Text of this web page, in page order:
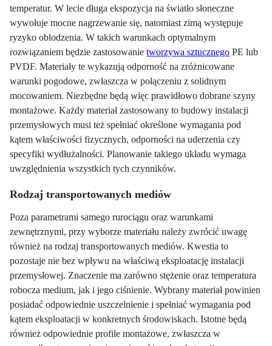
temperatur. W lecie długa ekspozycja na światło słoneczne
wywołuje mocne nagrzewanie się, natomiast zimą występuje
ryzyko oblodzenia. W takich warunkach optymalnym
rozwiązaniem będzie zastosowanie tworzywa sztucznego PE lub
PVDF. Materiały te wykazują odporność na zróżnicowane
warunki pogodowe, zwłaszcza w połączeniu z solidnym
mocowaniem. Niezbędne będą więc prawidłowo dobrane szyny
montażowe. Każdy materiał zastosowany to budowy instalacji
przemysłowych musi też spełniać określone wymagania pod
kątem właściwości fizycznych, odporności na uderzenia czy
specyfiki wydłużalności. Planowanie takiego układu wymaga
uwzględnienia wszystkich tych czynników.
Rodzaj transportowanych mediów
Poza parametrami samego rurociągu oraz warunkami
zewnętrznymi, przy wyborze materiału należy zwrócić uwagę
również na rodzaj transportowanych mediów. Kwestia to
pozostaje nie bez wpływu na właściwą eksploatację instalacji
przemysłowej. Znaczenie ma zarówno stężenie oraz temperatura
robocza medium, jak i jego ciśnienie. Wybrany materiał powinien
posiadać odpowiednie uszczelnienie i spełniać wymagania pod
kątem eksploatacji w konkretnych środowiskach. Istotne będą
również odpowiednie profile montażowe, zwłaszcza w